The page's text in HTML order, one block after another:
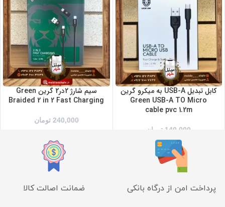
کابل تبدیل USB-A به میکرو گرین
Green USB-A TO Micro
cable pvc 1.2m
140,000 تومان
سیم شارژ 2در2 گرین Green
Braided 2 in 2 Fast Charging
240,000 تومان
پرداخت امن از درگاه بانکی ضمانت اصالت کالا